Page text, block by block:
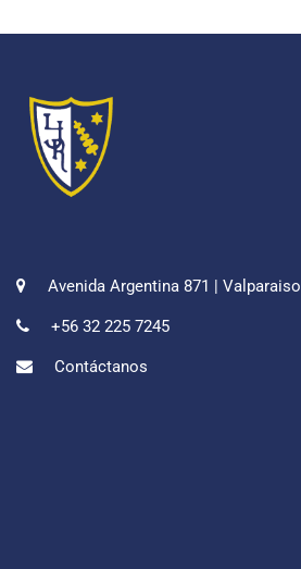
Avenida Argentina 871 | Valparaiso
+56 32 225 7245
Contáctanos